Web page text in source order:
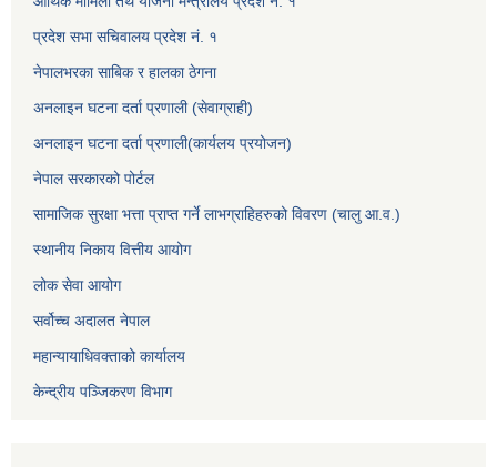
प्रदेश सभा सचिवालय प्रदेश नं. १
नेपालभरका साबिक र हालका ठेगना
अनलाइन घटना दर्ता प्रणाली (सेवाग्राही)
अनलाइन घटना दर्ता प्रणाली(कार्यलय प्रयोजन)
नेपाल सरकारको पोर्टल
सामाजिक सुरक्षा भत्ता प्राप्त गर्ने लाभग्राहिहरुको विवरण (चालु आ.व.)
स्थानीय निकाय वित्तीय आयोग
लोक सेवा आयोग
सर्वोच्च अदालत नेपाल
महान्यायाधिवक्ताको कार्यालय
केन्द्रीय पञ्जिकरण विभाग